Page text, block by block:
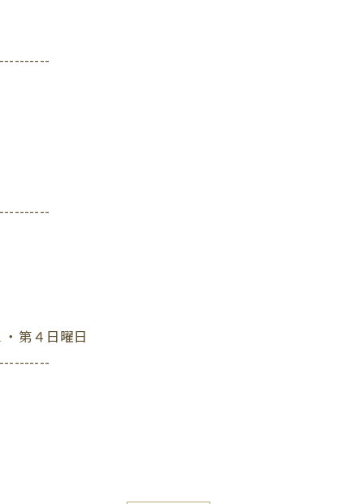
第４日曜日